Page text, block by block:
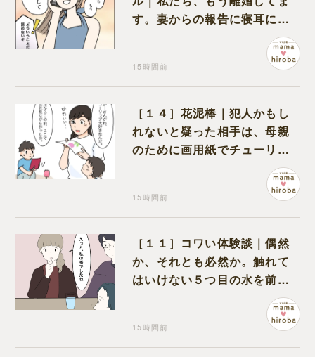
す。妻からの報告に寝耳に水
15時間前
［１４］花泥棒｜犯人かもし
れないと疑った相手は、母親
のために画用紙でチューリッ
プを作っていただけだった
15時間前
［１１］コワい体験談｜偶然
か、それとも必然か。触れて
はいけない５つ目の水を前に
15時間前